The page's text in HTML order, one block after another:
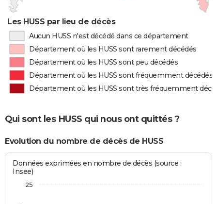
Les HUSS par lieu de décès
Aucun HUSS n'est décédé dans ce département
Département où les HUSS sont rarement décédés
Département où les HUSS sont peu décédés
Département où les HUSS sont fréquemment décédés
Département où les HUSS sont très fréquemment
Qui sont les HUSS qui nous ont quittés ?
Evolution du nombre de décès de HUSS
Données exprimées en nombre de décès (source :
Insee)
25